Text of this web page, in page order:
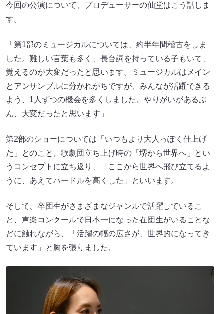
今回の公演について、プロデューサーの仙堂はこう話しま
す。
「第1部のミュージカルについては、約半年間稽古をしま
した。難しい言葉も多く、長台詞を持っている子もいて、
覚えるのが大変だったと思います。ミュージカルはメイン
とアンサンブルに分かれがちですが、みんなが活躍できる
よう、1人ずつの機会を多くしました。やりがいがあるぶ
ん、大変だったと思います」
第2部のショーについては「いつもより大人っぽく仕上げ
た」とのこと。歌劇団立ち上げ時の「堺から世界へ」とい
うコンセプトに立ち返り、「ここから世界へ飛び立てるよ
うに、あえてハードルを高くした」といいます。
そして、卒団生がさまざまなジャンルで活躍しているこ
と、声楽コンクールで日本一になった在団生がいることな
どに触れながら、「活躍の幅の広さが、世界的になってき
ています」と胸を張りました。